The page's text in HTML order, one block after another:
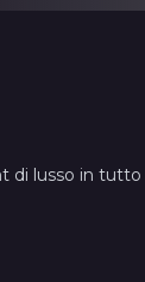
di lusso in tutto